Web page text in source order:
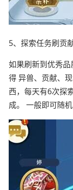
5、探索任务刷贡
如果刷新到优秀
得 异兽、贡献、
西，每天有6次探
成。 一般即可随